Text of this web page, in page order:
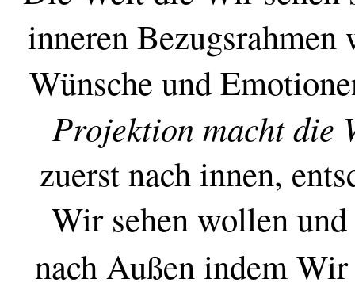
inneren
Wünsche und
Projektion macht die
zuerst nach innen,
Wir sehen wollen
nach Außen indem